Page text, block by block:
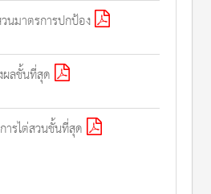
นมาตรการปกป้อง
ผลชั้นที่สุด
ารไต่สวนชั้นที่สุด